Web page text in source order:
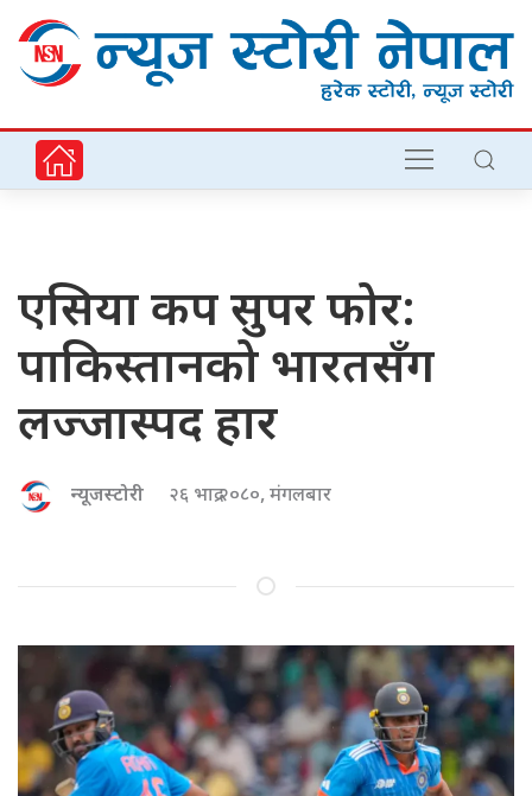
एसिया कप सुपर फोर:
पाकिस्तानको भारतसँग
लज्जास्पद हार
न्यूजस्टोरी २६ भाद्र २०८०, मंगलबार